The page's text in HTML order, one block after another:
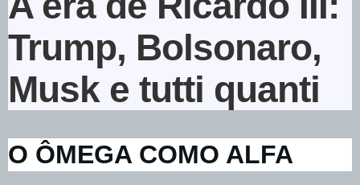
Trump, Bolsonaro,
Musk e tutti quanti
O ÔMEGA COMO ALFA